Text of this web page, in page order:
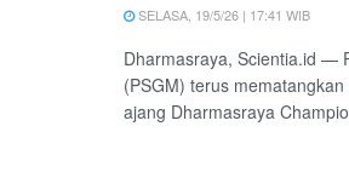
SELASA, 19/5/26 | 17:41 WIB
Dharmasraya, Scientia.id —
(PSGM) terus
ajang Dharmasraya